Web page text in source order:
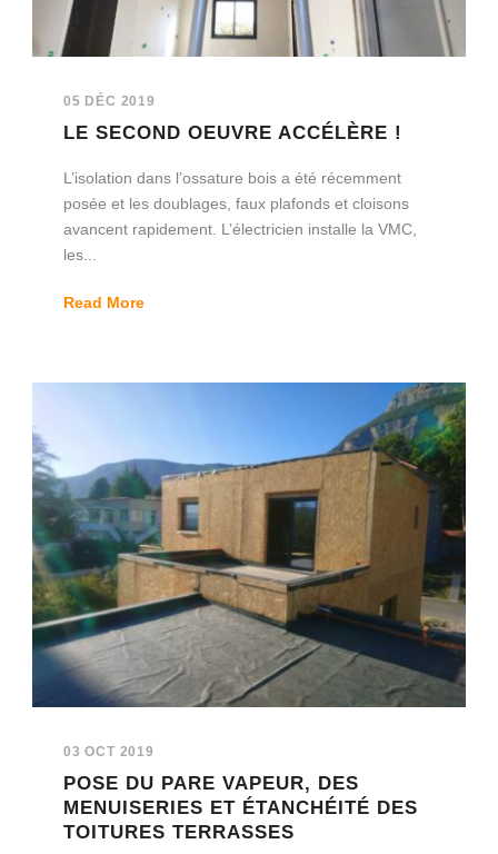
05 DÉC 2019
LE SECOND OEUVRE ACCÉLÈRE !
L’isolation dans l’ossature bois a été récemment
posée et les doublages, faux plafonds et cloisons
avancent rapidement. L’électricien installe la VMC,
les...
Read More
03 OCT 2019
POSE DU PARE VAPEUR, DES
MENUISERIES ET ÉTANCHÉITÉ DES
TOITURES TERRASSES